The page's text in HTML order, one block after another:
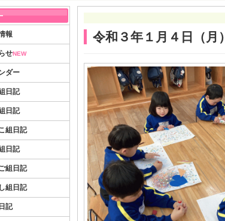
令和３年１月４日（月）
報
せNEW
ダー
日記
日記
組日記
日記
組日記
組日記
記